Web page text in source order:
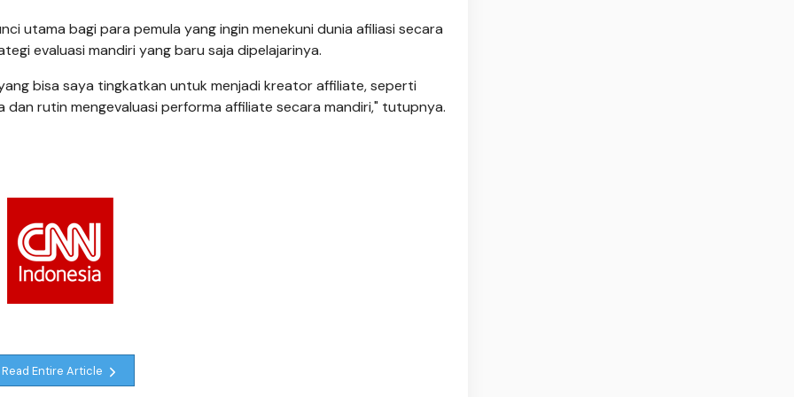
utama bagi para pemula yang ingin menekuni dunia afiliasi secara
evaluasi mandiri yang baru saja dipelajarinya.
bisa saya tingkatkan untuk menjadi kreator affiliate, seperti
rutin mengevaluasi performa affiliate secara mandiri," tutupnya.
Read Entire Article